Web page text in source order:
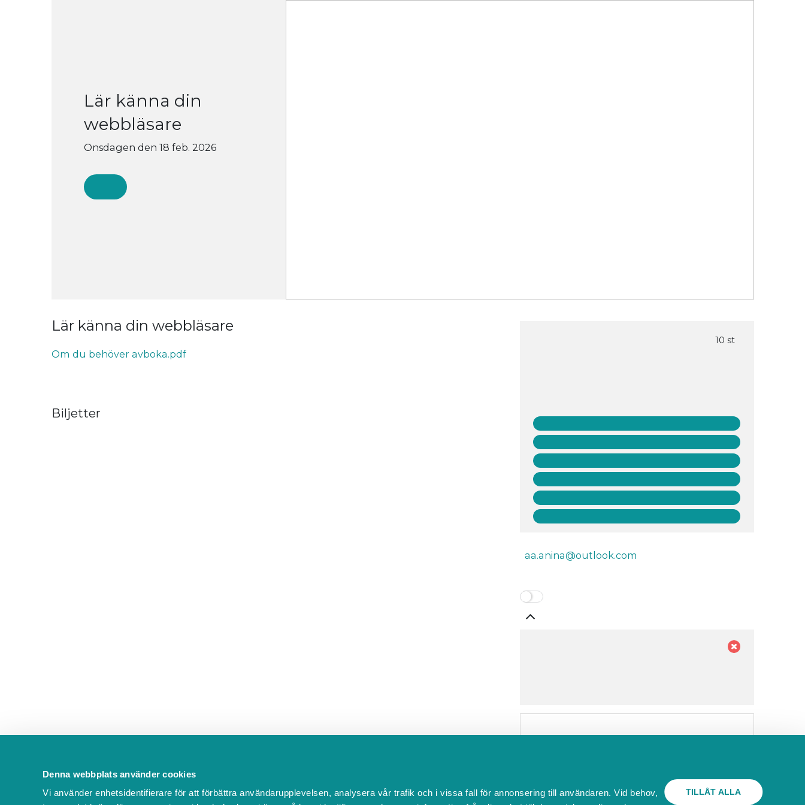
Denna webbplats använder cookies
Vi använder enhetsidentifierare för att förbättra användarupplevelsen, analysera vår trafik och i vissa fall för annonsering till användaren. Vid behov,
TILLÅT ALLA
Lär känna din
webbläsare
Onsdagen den 18 feb. 2026
Lär känna din webbläsare
Om du behöver avboka.pdf
Biljetter
10 st
aa.anina@outlook.com